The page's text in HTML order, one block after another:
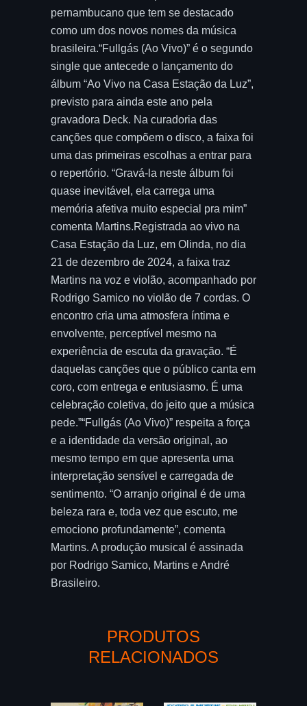
pernambucano que tem se destacado
como um dos novos nomes da música
brasileira.“Fullgás (Ao Vivo)” é o segundo
single que antecede o lançamento do
álbum “Ao Vivo na Casa Estação da Luz”,
previsto para ainda este ano pela
gravadora Deck. Na curadoria das
canções que compõem o disco, a faixa foi
uma das primeiras escolhas a entrar para
o repertório. “Gravá-la neste álbum foi
quase inevitável, ela carrega uma
memória afetiva muito especial pra mim”
comenta Martins.Registrada ao vivo na
Casa Estação da Luz, em Olinda, no dia
21 de dezembro de 2024, a faixa traz
Martins na voz e violão, acompanhado por
Rodrigo Samico no violão de 7 cordas. O
encontro cria uma atmosfera íntima e
envolvente, perceptível mesmo na
experiência de escuta da gravação. “É
daquelas canções que o público canta em
coro, com entrega e entusiasmo. É uma
celebração coletiva, do jeito que a música
pede.”“Fullgás (Ao Vivo)” respeita a força
e a identidade da versão original, ao
mesmo tempo em que apresenta uma
interpretação sensível e carregada de
sentimento. “O arranjo original é de uma
beleza rara e, toda vez que escuto, me
emociono profundamente”, comenta
Martins. A produção musical é assinada
por Rodrigo Samico, Martins e André
Brasileiro.
PRODUTOS
RELACIONADOS